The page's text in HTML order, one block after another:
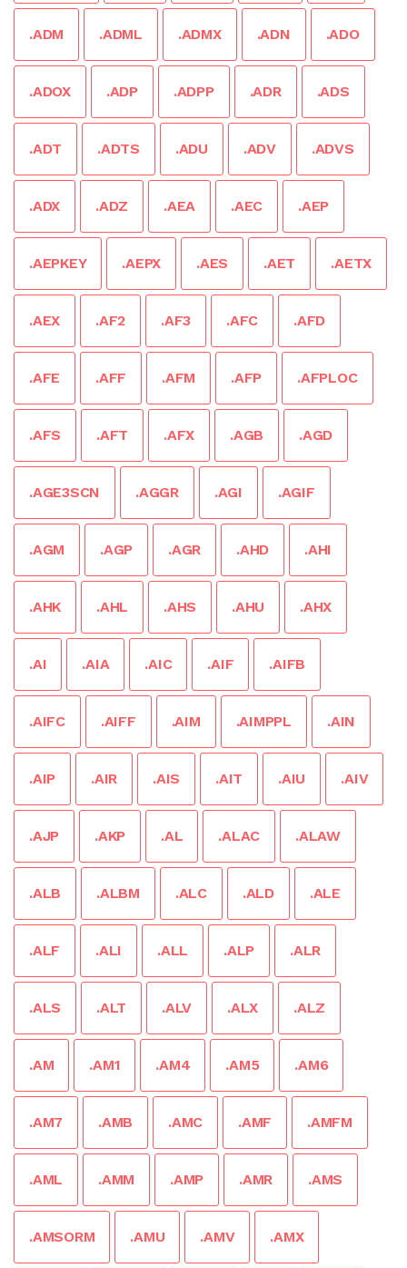
.ADM .ADML .ADMX .ADN .ADO
.ADOX .ADP .ADPP .ADR .ADS
.ADT .ADTS .ADU .ADV .ADVS
.ADX .ADZ .AEA .AEC .AEP
.AEPKEY .AEPX .AES .AET .AETX
.AEX .AF2 .AF3 .AFC .AFD
.AFE .AFF .AFM .AFP .AFPLOC
.AFS .AFT .AFX .AGB .AGD
.AGE3SCN .AGGR .AGI .AGIF
.AGM .AGP .AGR .AHD .AHI
.AHK .AHL .AHS .AHU .AHX
.AI .AIA .AIC .AIF .AIFB
.AIFC .AIFF .AIM .AIMPPL .AIN
.AIP .AIR .AIS .AIT .AIU .AIV
.AJP .AKP .AL .ALAC .ALAW
.ALB .ALBM .ALC .ALD .ALE
.ALF .ALI .ALL .ALP .ALR
.ALS .ALT .ALV .ALX .ALZ
.AM .AM1 .AM4 .AM5 .AM6
.AM7 .AMB .AMC .AMF .AMFM
.AML .AMM .AMP .AMR .AMS
.AMSORM .AMU .AMV .AMX